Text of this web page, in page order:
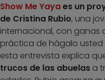
Show Me Yayaes un
de Cristina Rubio, una
internacional, con ganas
práctica de hágalo usted
esta entrevista explica
trucos de las abuelas a